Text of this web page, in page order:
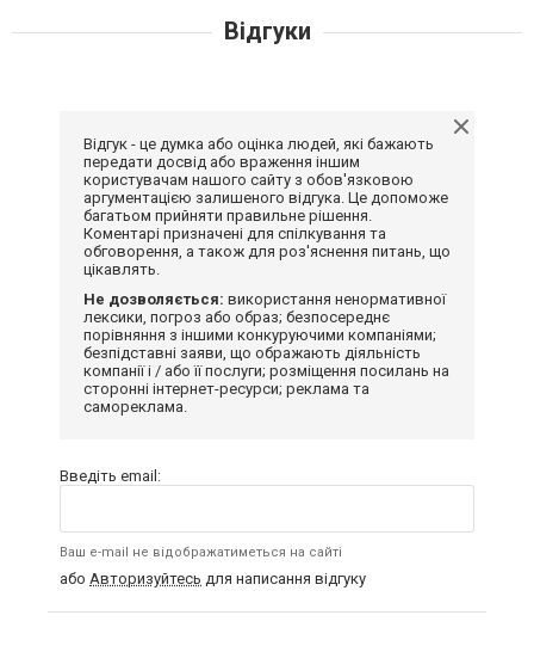
Відгуки
Відгук - це думка або оцінка людей, які бажають
передати досвід або враження іншим
користувачам нашого сайту з обов'язковою
аргументацією залишеного відгука. Це допоможе
багатьом прийняти правильне рішення.
Коментарі призначені для спілкування та
обговорення, а також для роз'яснення питань, що
цікавлять.
Не дозволяється: використання ненормативної
лексики, погроз або образ; безпосереднє
порівняння з іншими конкуруючими компаніями;
безпідставні заяви, що ображають діяльність
компанії і / або її послуги; розміщення посилань на
сторонні інтернет-ресурси; реклама та
самореклама.
Введіть email:
Ваш e-mail не відображатиметься на сайті
або Авторизуйтесь для написання відгуку